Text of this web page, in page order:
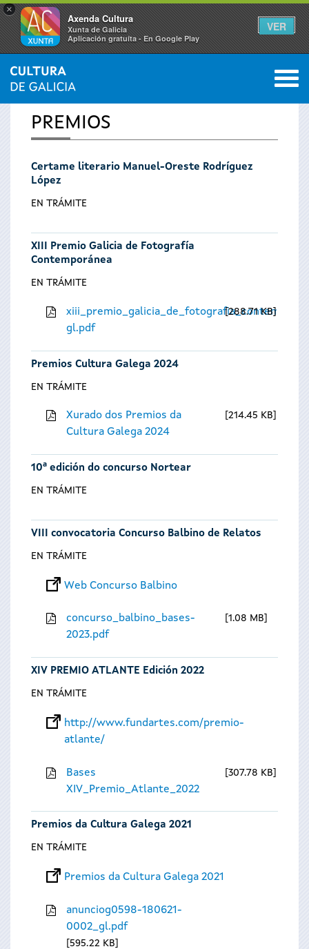
×
Axenda Cultura
Xunta de Galicia
Aplicación gratuíta - En Google Play
VER
Vostede
está
aquí
INICIO 0
PREMIOS
Certame literario Manuel-Oreste Rodríguez
López
EN TRÁMITE
XIII Premio Galicia de Fotografía
Contemporánea
EN TRÁMITE
gl.pdf
288.71 KB
Premios Cultura Galega 2024
EN TRÁMITE
Xurado dos Premios da
Cultura Galega 2024
214.45 KB
10ª edición do concurso Nortear
EN TRÁMITE
VIII convocatoria Concurso Balbino de Relatos
EN TRÁMITE
Web Concurso Balbino
concurso_balbino_bases-
2023.pdf
1.08 MB
XIV PREMIO ATLANTE Edición 2022
EN TRÁMITE
http://www.fundartes.com/premio-
atlante/
Bases
XIV_Premio_Atlante_2022
307.78 KB
Premios da Cultura Galega 2021
EN TRÁMITE
Premios da Cultura Galega 2021
anunciog0598-180621-
0002_gl.pdf
595.22 KB